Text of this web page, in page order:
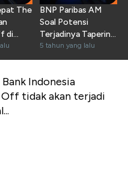
The
di
BNP Paribas AM
Soal Potensi
Terjadinya Tapering
Off
5 tahun yang lalu
Bank Indonesia
tidak akan terjadi